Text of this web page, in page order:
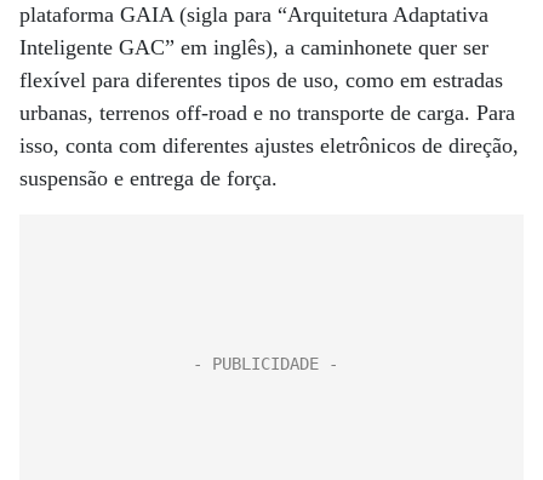
plataforma GAIA (sigla para “Arquitetura Adaptativa
Inteligente GAC” em inglês), a caminhonete quer ser
flexível para diferentes tipos de uso, como em estradas
urbanas, terrenos off-road e no transporte de carga. Para
isso, conta com diferentes ajustes eletrônicos de direção,
suspensão e entrega de força.